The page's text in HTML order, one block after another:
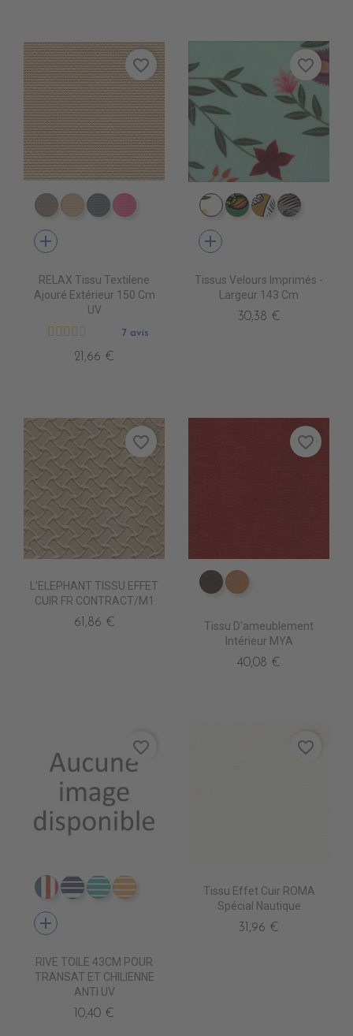
DB0104 TAUPE
DB0113 BEIGE
DB0114 GRIS FONCE
DB0112 FUSHIA
add
RELAX Tissu Textilene
Ajouré Extérieur 150 Cm
UV
7 avis
21,66 €
favorite_border
IV0110 ALIGARH
IV0131 KOCHI CIEL
IV0122IV0123
add
Tissus Velours Imprimés -
Largeur 143 Cm
30,38 €
favorite_border
L'ELEPHANT TISSU EFFET
CUIR FR CONTRACT/M1
61,86 €
favorite_border
ES3514 Bistre
ES3516 Fauve
Tissu D'ameublement
Intérieur MYA
40,08 €
favorite_border
DT0211 AMSTERDAM PETR
DT0219 MARRAKECH NAVY
DT0220 MARRAKECH TUR
DT0222 MARRAKECH GOLD
add
RIVE TOILE 43CM POUR
TRANSAT ET CHILIENNE
ANTI UV
10,40 €
favorite_border
Tissu Effet Cuir ROMA
Spécial Nautique
31,96 €
favorite_border